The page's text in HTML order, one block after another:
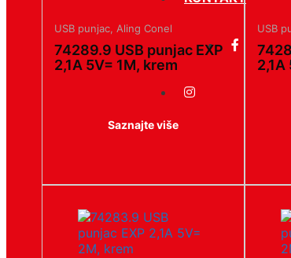
USB punjac, Aling Conel
74289.9 USB punjac EXP
2,1A 5V= 1M, krem
Saznajte više
USB